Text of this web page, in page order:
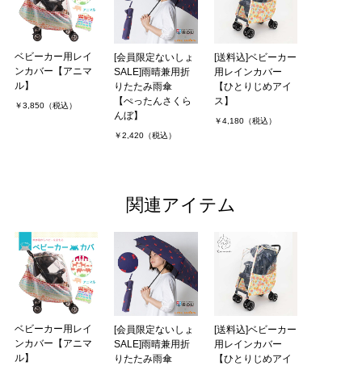
ベビーカー用レイ
ンカバー【アニマ
ル】
￥3,850（税込）
[会員限定ないしょ
SALE]雨晴兼用折
りたたみ雨傘
【ぺったんさくら
んぼ】
￥2,420（税込）
[送料込]ベビーカー
用レインカバー
【ひとりじめアイ
ス】
￥4,180（税込）
関連アイテム
ベビーカー用レイ
ンカバー【アニマ
ル】
[会員限定ないしょ
SALE]雨晴兼用折
りたたみ雨傘
[送料込]ベビーカー
用レインカバー
【ひとりじめアイ